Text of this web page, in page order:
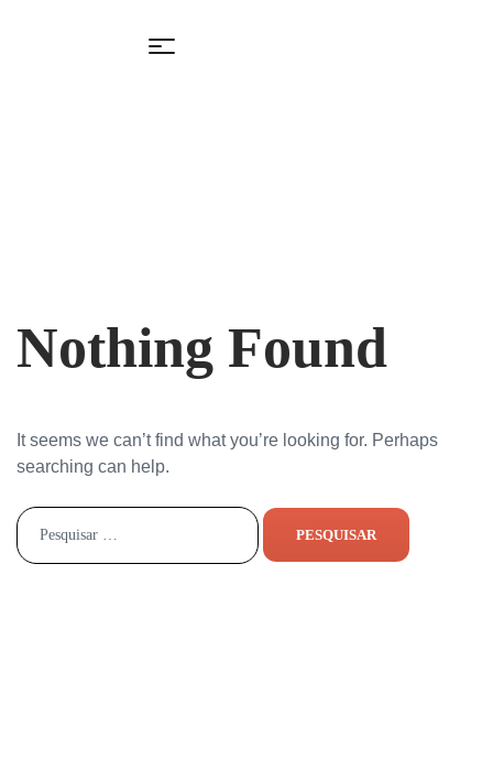
Nothing Found
It seems we can’t find what you’re looking for. Perhaps
searching can help.